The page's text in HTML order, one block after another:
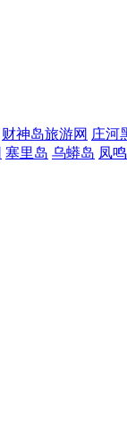
财神岛旅游网 庄河
塞里岛 乌蟒岛 凤